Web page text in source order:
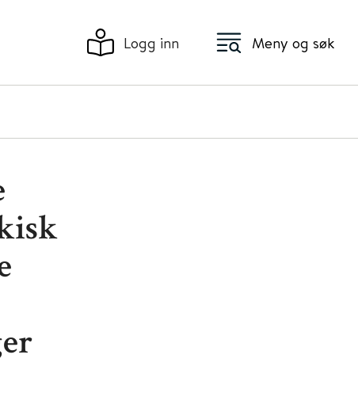
Logg inn Meny og søk